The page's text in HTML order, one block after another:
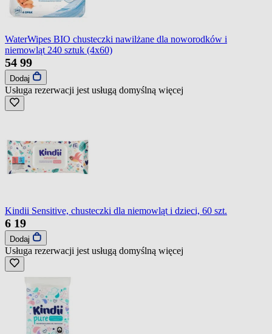
WaterWipes BIO chusteczki nawilżane dla noworodków i
niemowląt 240 sztuk (4x60)
54 99
Dodaj
Usługa rezerwacji jest usługą domyślną więcej
Kindii Sensitive, chusteczki dla niemowląt i dzieci, 60 szt.
6 19
Dodaj
Usługa rezerwacji jest usługą domyślną więcej